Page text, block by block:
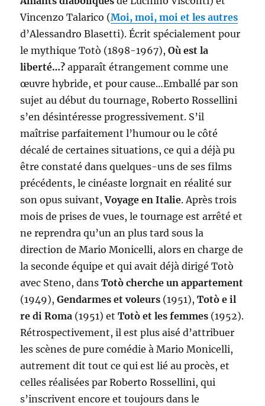
Vincenzo Talarico (Moi, moi, moi et les autres
d’Alessandro Blasetti). Écrit spécialement pour
le mythique Totò (1898-1967),Où est la
liberté…? apparaît étrangement comme une
œuvre hybride, et pour cause…Emballé par son
sujet au début du tournage, Roberto Rossellini
s’en désintéresse progressivement. S’il
maîtrise parfaitement l’humour ou le côté
décalé de certaines situations, ce qui a déjà pu
être constaté dans quelques-uns de ses films
précédents, le cinéaste lorgnait en réalité sur
son opus suivant,Voyage en Italie. Après trois
mois de prises de vues, le tournage est arrêté et
ne reprendra qu’un an plus tard sous la
direction de Mario Monicelli, alors en charge de
la seconde équipe et qui avait déjà dirigé Totò
avec Steno, dansTotò cherche un appartement
(1949),Gendarmes et voleurs (1951),Totò e il
re di Roma (1951) etTotò et les femmes (1952).
Rétrospectivement, il est plus aisé d’attribuer
les scènes de pure comédie à Mario Monicelli,
autrement dit tout ce qui est lié au procès, et
celles réalisées par Roberto Rossellini, qui
s’inscrivent encore et toujours dans le